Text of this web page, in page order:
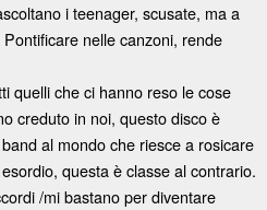
i teenager, scusate, ma a
nelle canzoni, rende
quelli che ci hanno reso le cose
creduto in noi, questo disco è
al mondo che riesce a rosicare
questa è classe al contrario.
/mi bastano per diventare